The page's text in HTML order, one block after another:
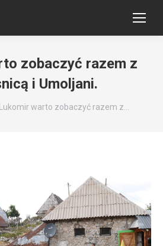
zobaczyć razem z
i Umoljani.
Lukomir warto zobaczyć razem z…